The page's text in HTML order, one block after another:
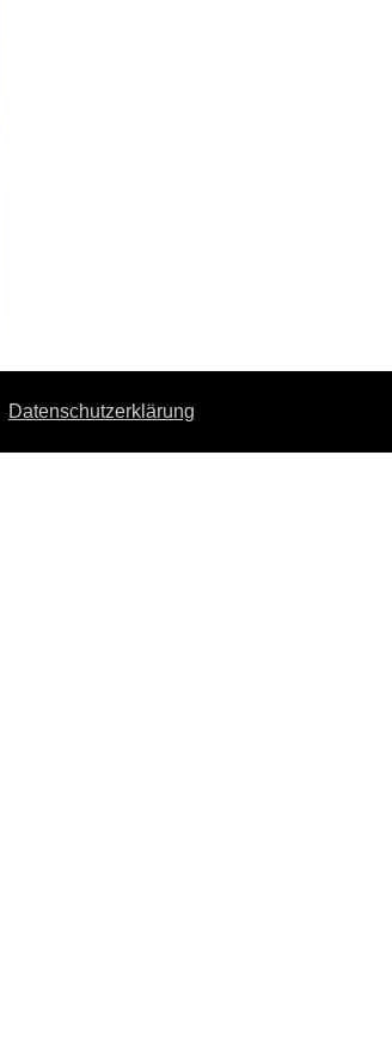
Datenschutzerklärung